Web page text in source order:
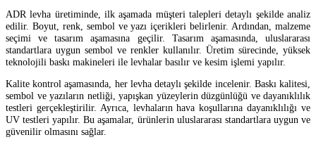
ADR levha üretiminde, ilk aşamada müşteri talepleri detaylı şekilde analiz
edilir. Boyut, renk, sembol ve yazı içerikleri belirlenir. Ardından, malzeme
seçimi ve tasarım aşamasına geçilir. Tasarım aşamasında, uluslararası
standartlara uygun sembol ve renkler kullanılır. Üretim sürecinde, yüksek
teknolojili baskı makineleri ile levhalar basılır ve kesim işlemi yapılır.
Kalite kontrol aşamasında, her levha detaylı şekilde incelenir. Baskı kalitesi,
sembol ve yazıların netliği, yapışkan yüzeylerin düzgünlüğü ve dayanıklılık
testleri gerçekleştirilir. Ayrıca, levhaların hava koşullarına dayanıklılığı ve
UV testleri yapılır. Bu aşamalar, ürünlerin uluslararası standartlara uygun ve
güvenilir olmasını sağlar.